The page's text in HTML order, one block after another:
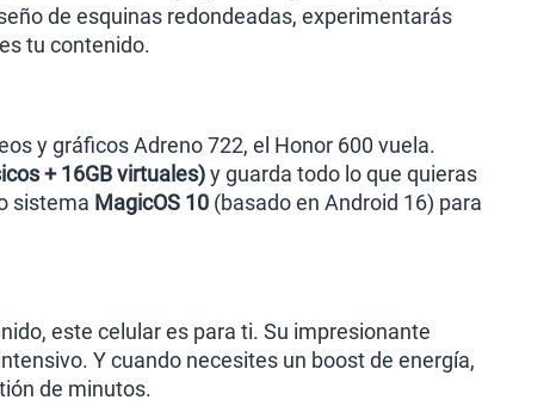
de esquinas redondeadas, experimentarás
tu contenido.
y gráficos Adreno 722, el Honor 600 vuela.
+ 16GB virtuales)y guarda todo lo que quieras
sistema MagicOS 10 (basado en Android 16) para
este celular es para ti. Su impresionante
Y cuando necesites un boost de energía,
de minutos.